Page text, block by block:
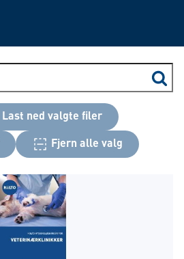
Last ned valgte filer
Fjern alle valg